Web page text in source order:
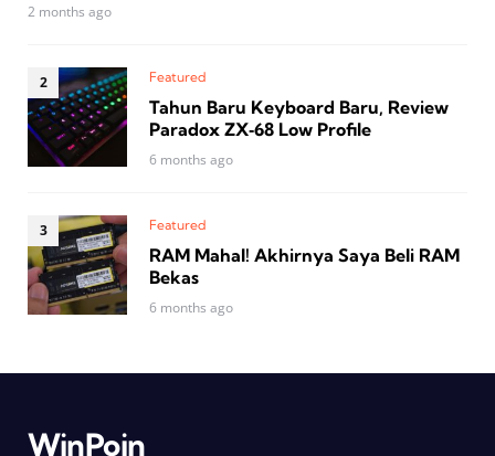
2 months ago
Featured
Tahun Baru Keyboard Baru, Review
Paradox ZX‑68 Low Profile
6 months ago
Featured
RAM Mahal! Akhirnya Saya Beli RAM
Bekas
6 months ago
WinPoin